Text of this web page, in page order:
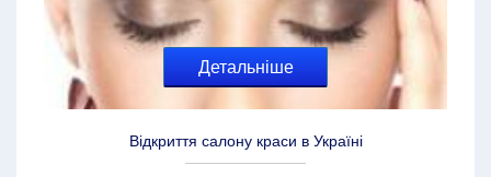
Детальніше
Відкриття салону краси в Україні